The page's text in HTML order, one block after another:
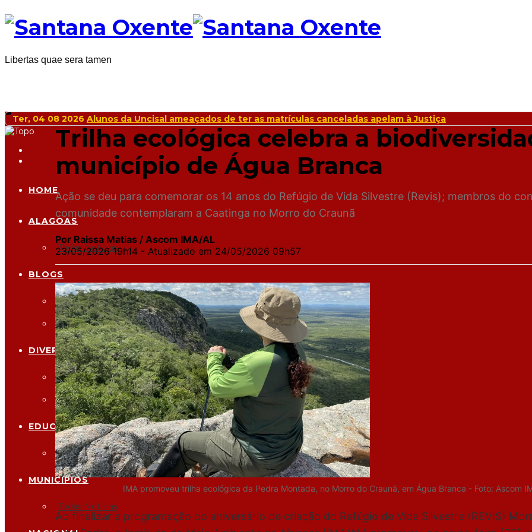
Libertas quae sera tamen
Ter, 04 08 2026 Alunos da Uncisal ameaçados de ter as matrículas canceladas apelam à Justiça
HOME
ALAGOAS
Todas Notícias
BLOGS
Clerisvaldo
Fábio Soares
DIVERSÃO
Televisao
Papo Reto
EDUCAÇÃO
Todas Notícias
MUNICÍPIOS
Todas Notícias
Trilha ecológica celebra a
município de Água Branca
Ação se deu para comemorar os 14 anos do Refúgio de Vida Silvestre (Revis); membros do
comunidade contemplaram a Caatinga no Morro do Craunã
Por Raissa Matias / Ascom IMA/AL
23/05/2026 19h14 - Atualizado em 24/05/2026 09h57
IMA promoveu trilha ecológica da Pedra Montada, no Morro do Craunã, em Água Branca - Foto: Ascom
Ao finalizar a programação do aniversário de criação do Refúgio de Vida Silvestre (REVIS)